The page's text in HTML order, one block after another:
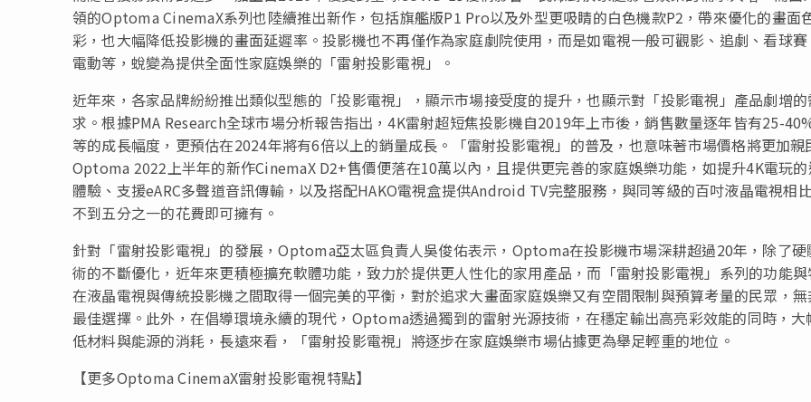
領的Optoma CinemaX系列也陸續推出新作，包括旗艦版P1 Pro以及外型更吸睛的白色機款P2，帶來優化的畫面
彩，也大幅降低投影機的畫面延遲率。投影機也不再僅作為家庭劇院使用，而是如電視一般可觀影、追劇、看球賽
電動等，蛻變為提供全面性家庭娛樂的「雷射投影電視」。
近年來，各家品牌紛紛推出類似型態的「投影電視」，顯示市場接受度的提升，也顯示對「投影電視」產品劇增的
求。根據PMA Research全球市場分析報告指出，4K雷射超短焦投影機自2019年上市後，銷售數量逐年皆有25-
等的成長幅度，更預估在2024年將有6倍以上的銷量成長。「雷射投影電視」的普及，也意味著市場價格將更加親
Optoma 2022上半年的新作CinemaX D2+售價便落在10萬以內，且提供更完善的家庭娛樂功能，如提升4K電玩
體驗、支援eARC多聲道音訊傳輸，以及搭配HAKO電視盒提供Android TV完整服務，與同等級的百吋液晶電視相比
不到五分之一的花費即可擁有。
針對「雷射投影電視」的發展，Optoma亞太區負責人吳俊佑表示，Optoma在投影機市場深耕超過20年，除了硬
術的不斷優化，近年來更積極擴充軟體功能，致力於提供更人性化的家用產品，而「雷射投影電視」系列的功能
在液晶電視與傳統投影機之間取得一個完美的平衡，對於追求大畫面家庭娛樂又有空間限制與預算考量的民眾，
最佳選擇。此外，在倡導環境永續的現代，Optoma透過獨到的雷射光源技術，在穩定輸出高亮彩效能的同時，大
低材料與能源的消耗，長遠來看，「雷射投影電視」將逐步在家庭娛樂市場佔據更為舉足輕重的地位。
【更多Optoma CinemaX雷射投影電視特點】